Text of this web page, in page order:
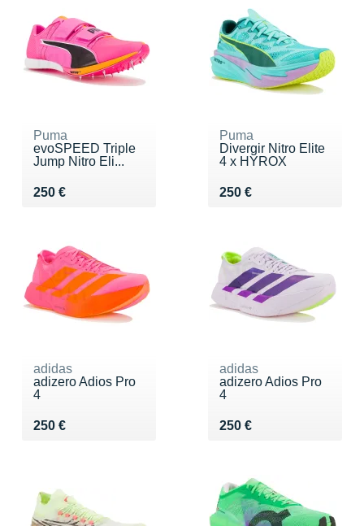
Puma
evoSPEED Triple
Jump Nitro Eli...
250 €
Vendu 250 €
Puma
Divergir Nitro Elite
4 x HYROX
250 €
Vendu 250 €
adidas
adizero Adios Pro
4
250 €
Vendu 250 €
adidas
adizero Adios Pro
4
250 €
Vendu 250 €